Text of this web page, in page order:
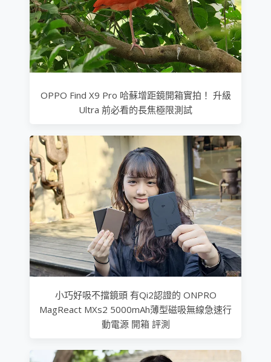
OPPO Find X9 Pro 哈蘇增距鏡開箱實拍！ 升級
Ultra 前必看的長焦極限測試
小巧好吸不擋鏡頭 有Qi2認證的 ONPRO
MagReact MXs2 5000mAh薄型磁吸無線急速行
動電源 開箱 評測